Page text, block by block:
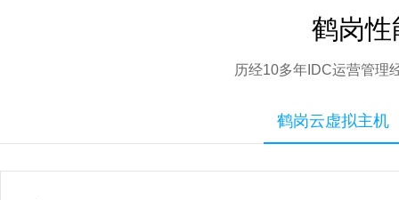
鹤岗性
历经10多年IDC运营管理
鹤岗云虚拟主机